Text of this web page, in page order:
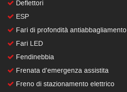
Deflettori
ESP
Fari di profondità antiabbagliamento
Fari LED
Fendinebbia
Frenata d'emergenza assistita
Freno di stazionamento elettrico